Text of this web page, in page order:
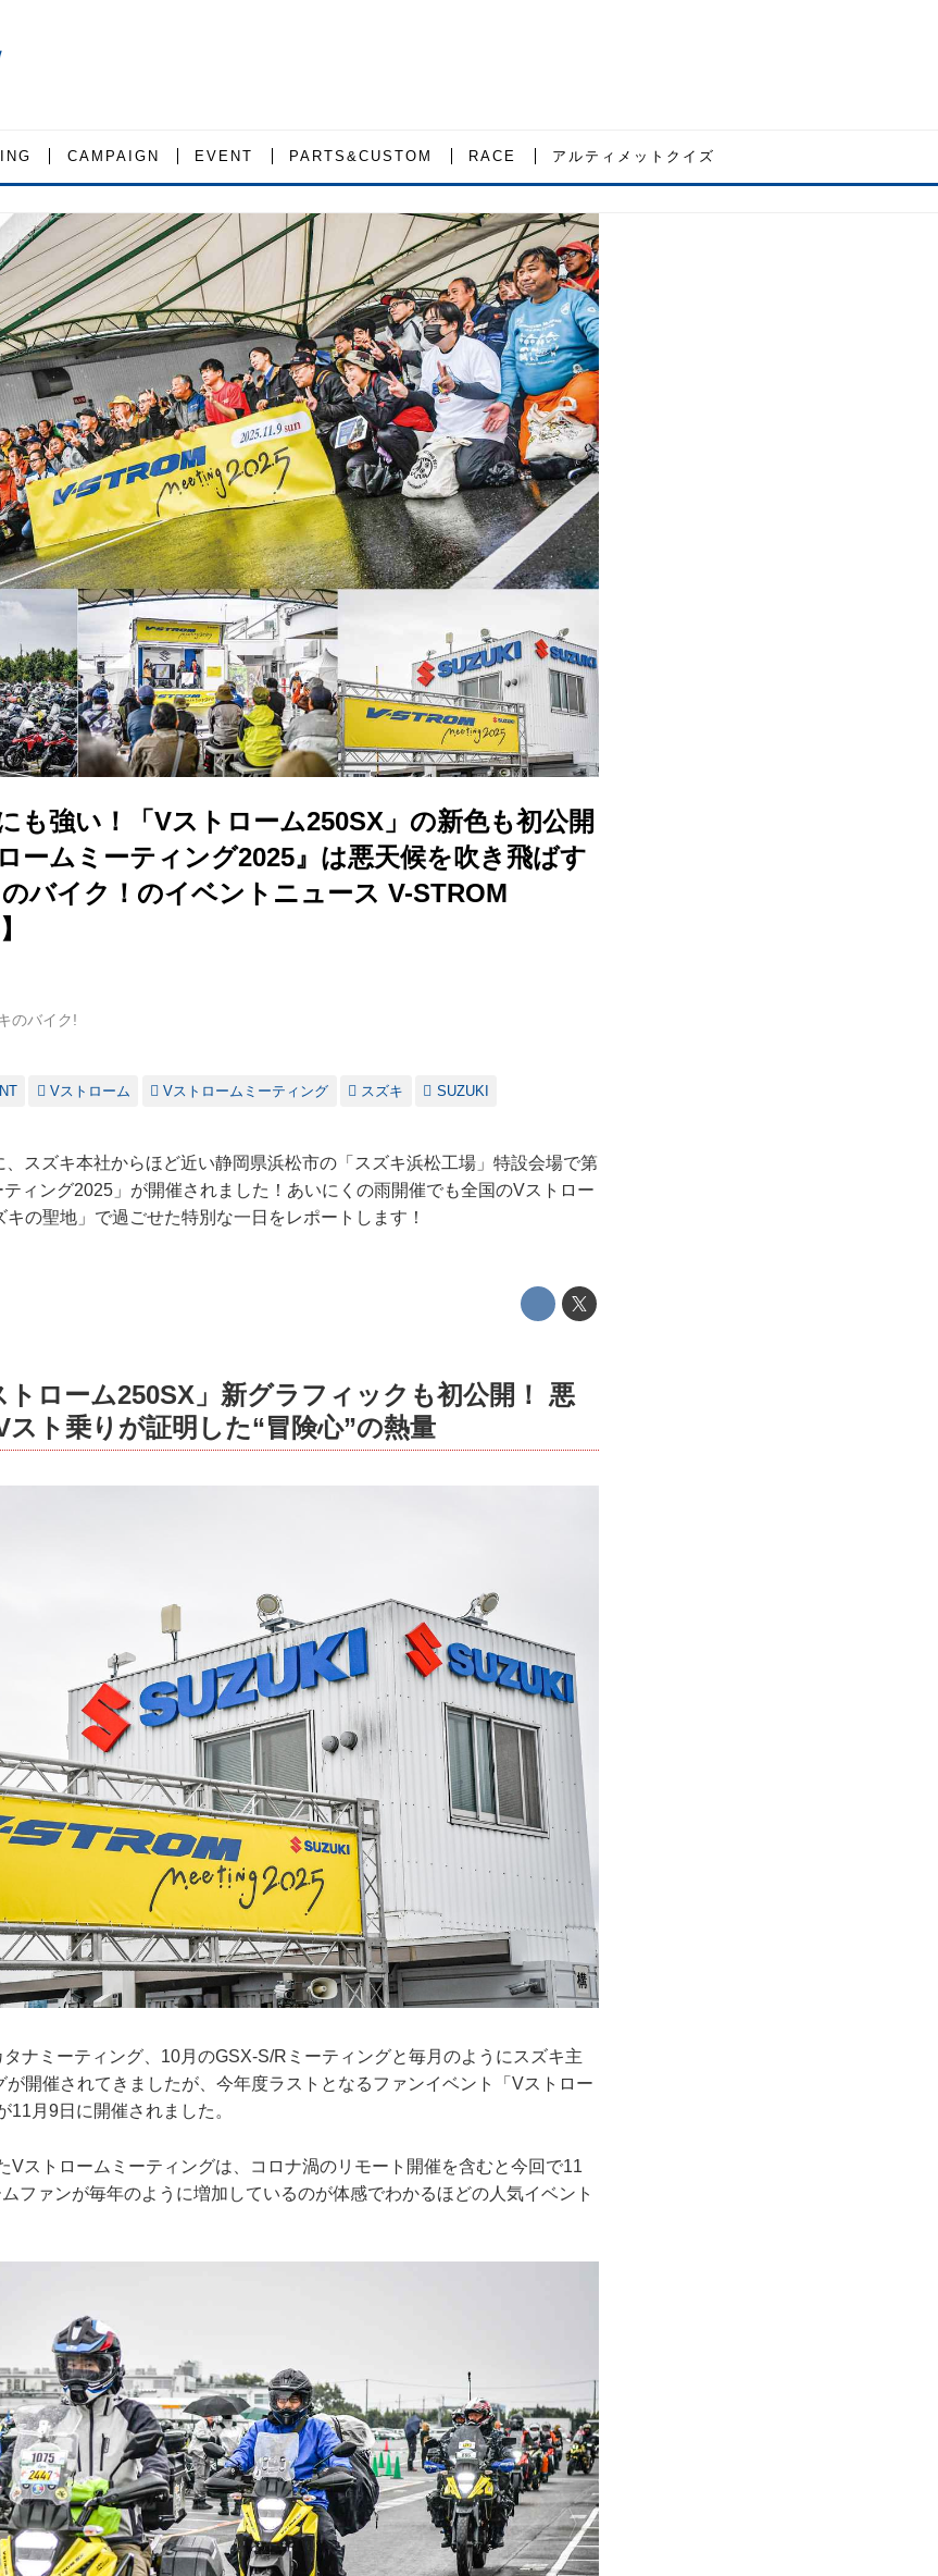
CAMPAIGN EVENT PARTS&CUSTOM RACE アルティメットクイズ
も強い！「Vストローム250SX」の新色も初公開
ームミーティング2025』は悪天候を吹き飛ばす
バイク！のイベントニュース V-STROM
のバイク!
Vストローム Vストロームミーティング スズキ SUZUKI
スズキ本社からほど近い静岡県浜松市の「スズキ浜松工場」特設会場で第
ィング2025」が開催されました！あいにくの雨開催でも全国のVストロー
キの聖地」で過ごせた特別な一日をレポートします！
トローム250SX」新グラフィックも初公開！ 悪
スト乗りが証明した“冒険心”の熱量
ナミーティング、10月のGSX-S/Rミーティングと毎月のようにスズキ主
が開催されてきましたが、今年度ラストとなるファンイベント「Vストロー
11月9日に開催されました。
Vストロームミーティングは、コロナ渦のリモート開催を含むと今回で11
ファンが毎年のように増加しているのが体感でわかるほどの人気イベント